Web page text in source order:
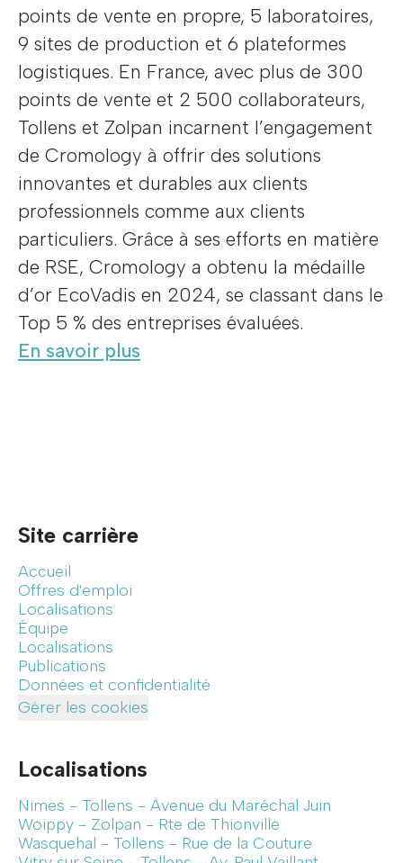
points de vente en propre, 5 laboratoires,
9 sites de production et 6 plateformes
logistiques. En France, avec plus de 300
points de vente et 2 500 collaborateurs,
Tollens et Zolpan incarnent l’engagement
de Cromology à offrir des solutions
innovantes et durables aux clients
professionnels comme aux clients
particuliers. Grâce à ses efforts en matière
de RSE, Cromology a obtenu la médaille
d’or EcoVadis en 2024, se classant dans le
Top 5 % des entreprises évaluées.
En savoir plus
Site carrière
Accueil
Offres d'emploi
Localisations
Équipe
Localisations
Publications
Données et confidentialité
Gérer les cookies
Localisations
Nimes - Tollens - Avenue du Maréchal Juin
Woippy - Zolpan - Rte de Thionville
Wasquehal - Tollens - Rue de la Couture